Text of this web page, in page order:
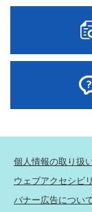
個人情報の取り扱
ウェブアクセシビ
バナー広告につい